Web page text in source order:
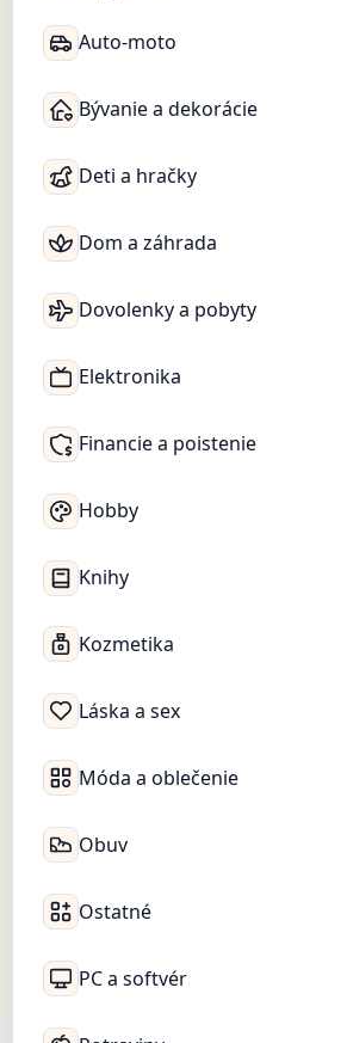
Auto-moto
Bývanie a dekorácie
Deti a hračky
Dom a záhrada
Dovolenky a pobyty
Elektronika
Financie a poistenie
Hobby
Knihy
Kozmetika
Láska a sex
Móda a oblečenie
Obuv
Ostatné
PC a softvér